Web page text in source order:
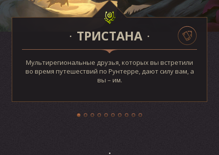
ТРИСТАНА
Мультирегиональные друзья, которых вы встретили
во время путешествий по Рунтерре, дают силу вам, а
вы – им.